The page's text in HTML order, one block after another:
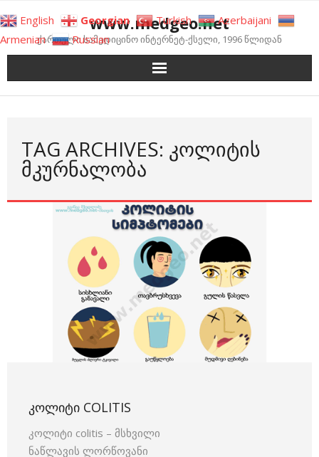
to
content
www.medgeo.net
ქართული სამედიცინო ინტერნეტ-ქსელი, 1996 წლიდან
TAG ARCHIVES: ᲙᲝᲚᲘᲢᲘᲡ
ᲛᲙᲣᲠᲜᲐᲚᲝᲑᲐ
ᲙᲝᲚᲘᲢᲘ COLITIS
კოლიტი colitis – მსხვილი
ნაწლავის ლორწოვანი
English Georgian Turkish
Azerbaijani
Armenian
Russian